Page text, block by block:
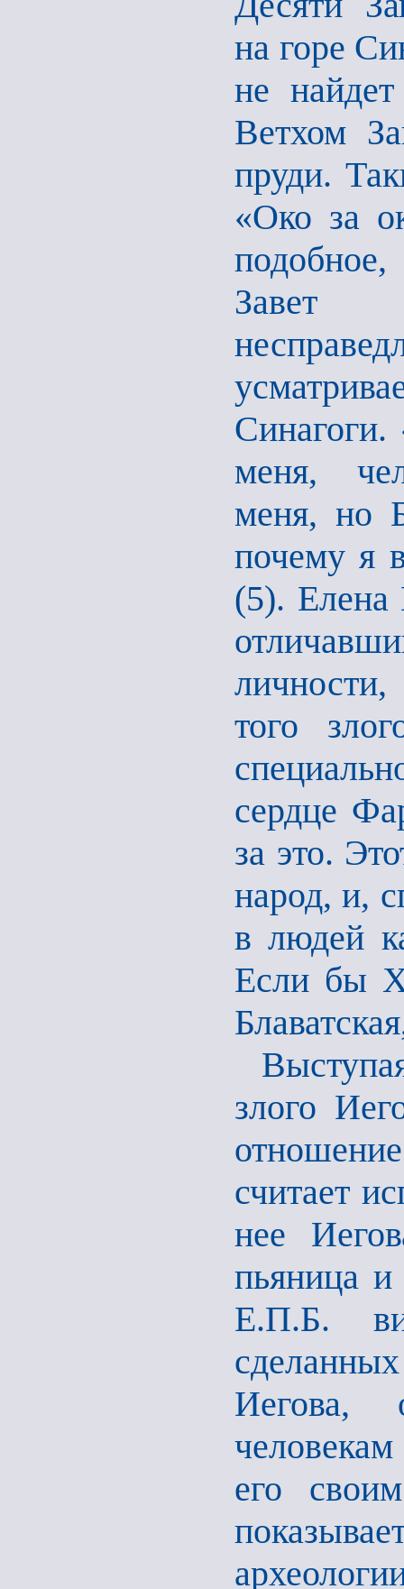
на горе
не
Ветхом
пруди.
«Око за
меня,
меня, но
почему я
(5). Елена
того
сердце
за это.
народ, и,
в людей
Если бы
злого
считает
нее
пьяница
Е.П.Б.
Иегова,
его